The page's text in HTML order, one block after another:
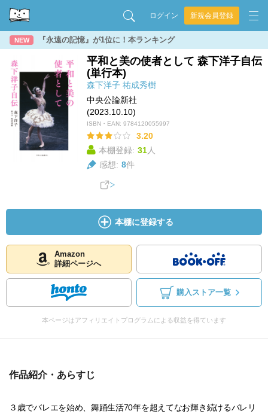
ログイン 新規会員登録
NEW 『永遠の記憶』が1位に！本ランキング
平和と美の使者として 森下洋子自伝
(単行本)
森下洋子 祐成秀樹
中央公論新社
(2023.10.10)
ISBN・EAN: 9784120055997
3.20
本棚登録: 31人
感想: 8件
本棚に登録する
Amazon
詳細ページへ
購入ストア一覧
本ページはアフィリエイトプログラムによる収益を得ています
作品紹介・あらすじ
３歳でバレエを始め、舞踊生活70年を超えてなお輝き続けるバレリ